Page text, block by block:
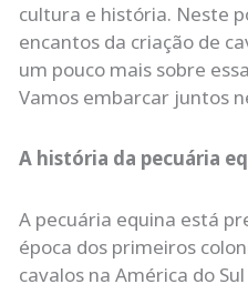
cultura e história. Neste
encantos da criação de
um pouco mais sobre
Vamos embarcar juntos
A história da pecuária
A pecuária equina está
época dos primeiros
cavalos na América do